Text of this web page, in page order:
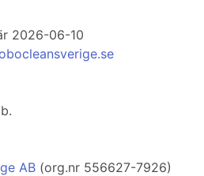
2026-06-10
AB (org.nr 556627-7926)